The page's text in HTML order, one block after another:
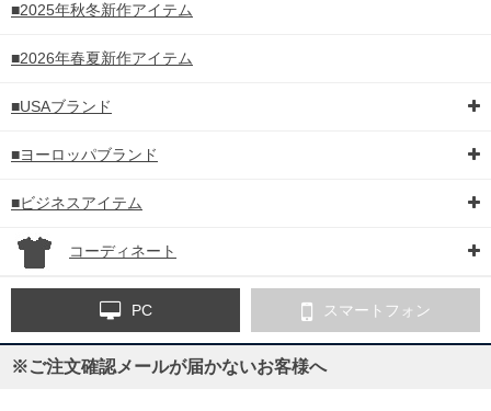
■2025年秋冬新作アイテム
■2026年春夏新作アイテム
■USAブランド
■ヨーロッパブランド
■ビジネスアイテム
コーディネート
PC スマートフォン
※ご注文確認メールが届かないお客様へ